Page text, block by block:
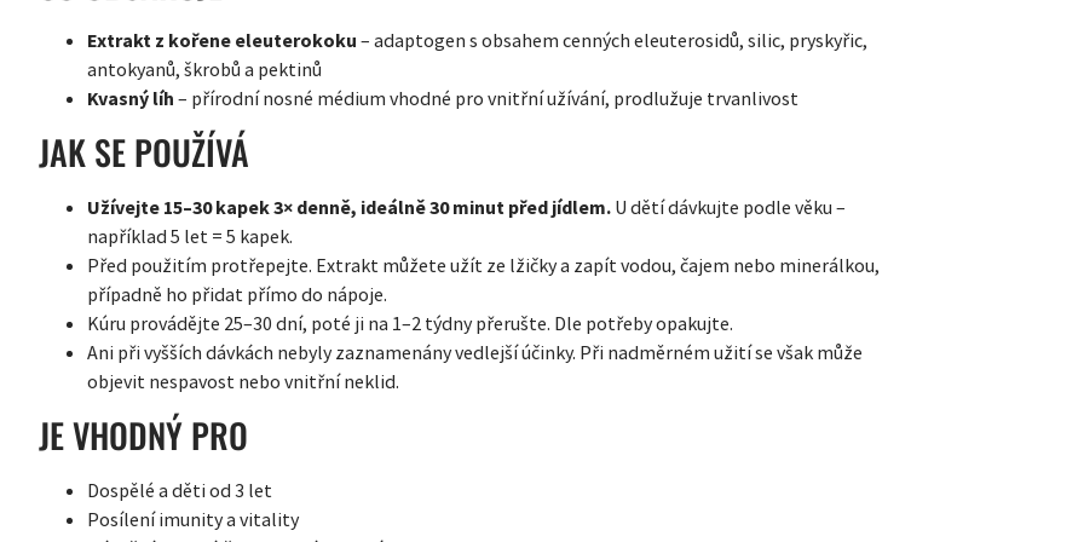
Extrakt z kořene eleuterokoku – adaptogen s obsahem cenných eleuterosidů, silic, pryskyřic,
antokyanů, škrobů a pektinů
Kvasný líh – přírodní nosné médium vhodné pro vnitřní užívání, prodlužuje trvanlivost
JAK SE POUŽÍVÁ
Užívejte 15–30 kapek 3× denně, ideálně 30 minut před jídlem. U dětí dávkujte podle věku –
například 5 let = 5 kapek.
Před použitím protřepejte. Extrakt můžete užít ze lžičky a zapít vodou, čajem nebo minerálkou,
případně ho přidat přímo do nápoje.
Kúru provádějte 25–30 dní, poté ji na 1–2 týdny přerušte. Dle potřeby opakujte.
Ani při vyšších dávkách nebyly zaznamenány vedlejší účinky. Při nadměrném užití se však může
objevit nespavost nebo vnitřní neklid.
JE VHODNÝ PRO
Dospělé a děti od 3 let
Posílení imunity a vitality